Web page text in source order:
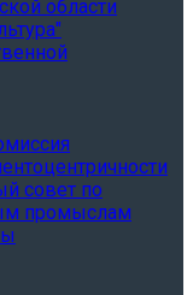
области
совет по
промыслам